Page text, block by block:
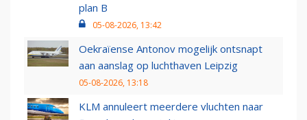
plan B
05-08-2026, 13:42
Oekraïense Antonov mogelijk ontsnapt
aan aanslag op luchthaven Leipzig
05-08-2026, 13:18
KLM annuleert meerdere vluchten naar